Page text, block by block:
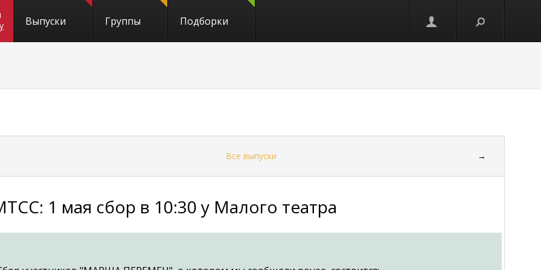
Выпуски Группы Подборки
Все выпуски →
1 мая сбор в 10:30 у Малого театра